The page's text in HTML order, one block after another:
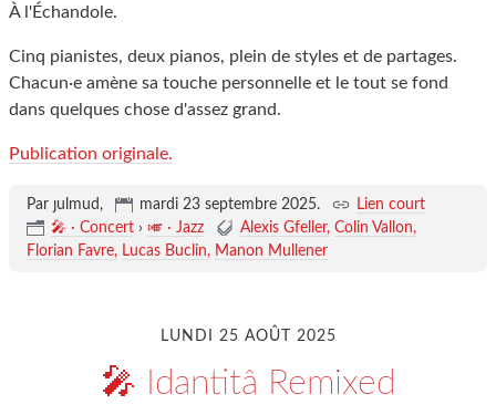
À l'Échandole.
Cinq pianistes, deux pianos, plein de styles et de partages.
Chacun·e amène sa touche personnelle et le tout se fond
dans quelques chose d'assez grand.
Publication originale.
Par ȷulmud, mardi 23 septembre 2025.
Lien court
🎤 · Concert › 🎺 · Jazz Alexis Gfeller Colin Vallon
Florian Favre
Lucas Buclin Manon Mullener
LUNDI 25 AOÛT 2025
🎤 Idantitâ Remixed